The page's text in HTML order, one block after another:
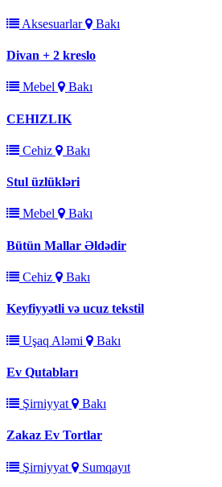
Aksesuarlar Bakı
Divan + 2 kreslo
Mebel Bakı
CEHIZLIK
Cehiz Bakı
Stul üzlükləri
Mebel Bakı
Bütün Mallar Əldədir
Cehiz Bakı
Keyfiyyətli və ucuz tekstil
Uşaq Aləmi Bakı
Ev Qutabları
Şirniyyat Bakı
Zakaz Ev Tortlar
Şirniyyat Sumqayıt